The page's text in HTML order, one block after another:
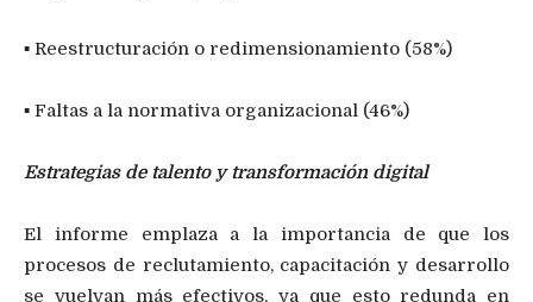
▪ Reestructuración o redimensionamiento (58%)
▪ Faltas a la normativa organizacional (46%)
Estrategias de talento y transformación digital
El informe emplaza a la importancia de que los
procesos de reclutamiento, capacitación y desarrollo
se vuelvan más efectivos, ya que esto redunda en